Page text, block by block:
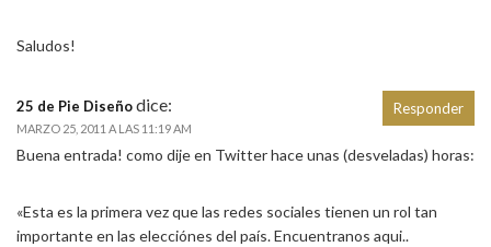
Saludos!
25 de Pie Diseñodice:
MARZO 25, 2011 A LAS 11:19 AM
Buena entrada! como dije en Twitter hace unas (desveladas) horas:
«Esta es la primera vez que las redes sociales tienen un rol tan
importante en las elecciónes del país. Encuentranos aqui..
Responder